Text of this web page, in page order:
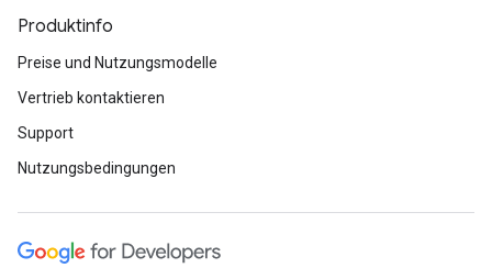
Produktinfo
Preise und Nutzungsmodelle
Vertrieb kontaktieren
Support
Nutzungsbedingungen